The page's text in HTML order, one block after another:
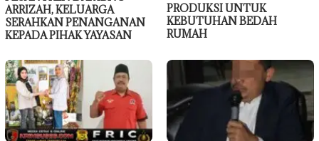
ARRIZAH, KELUARGA
SERAHKAN PENANGANAN
KEPADA PIHAK YAYASAN
PRODUKSI UNTUK
KEBUTUHAN BEDAH
RUMAH